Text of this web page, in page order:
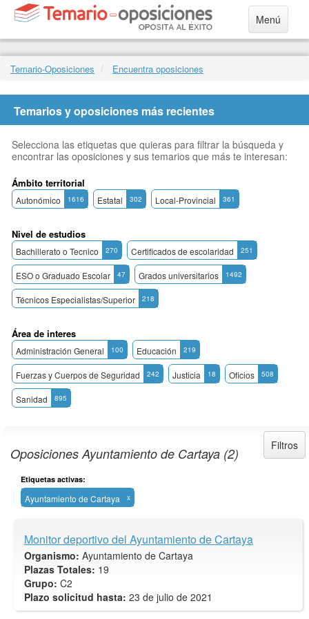
Menú
Temario-Oposiciones Encuentra oposiciones
Temarios y oposiciones más recientes
Selecciona las etiquetas que quieras para filtrar la búsqueda y
encontrar las oposiciones y sus temarios que más te interesan:
Ámbito territorial
Autonómico 1616 Estatal 302 Local-Provincial 361
Nivel de estudios
Bachillerato o Tecnico 270 Certificados de escolaridad 251
ESO o Graduado Escolar 47 Grados universitarios 1492
Técnicos Especialistas/Superior 218
Área de interes
Administración General 100 Educación 219
Fuerzas y Cuerpos de Seguridad 242 Justicia 18 Oficios 508
Sanidad 895
Oposiciones Ayuntamiento de Cartaya (2) Filtros
Etiquetas activas:
Ayuntamiento de Cartaya x
Monitor deportivo del Ayuntamiento de Cartaya
Organismo: Ayuntamiento de Cartaya
Plazas Totales: 19
Grupo: C2
Plazo solicitud hasta: 23 de julio de 2021